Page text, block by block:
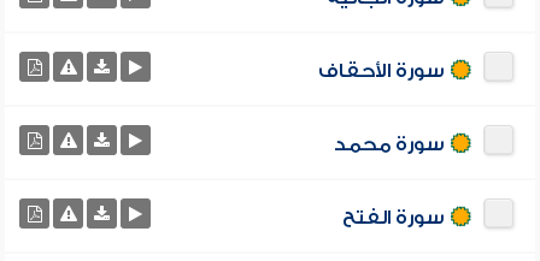
سورة الأحقاف
سورة محمد
سورة الفتح